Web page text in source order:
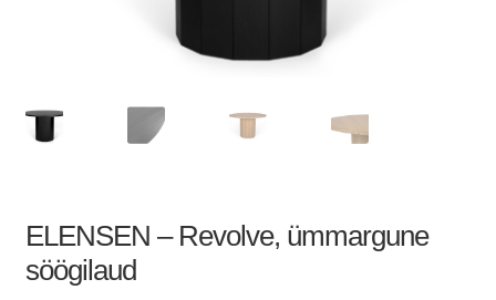
ELENSEN – Revolve, ümmargune
söögilaud